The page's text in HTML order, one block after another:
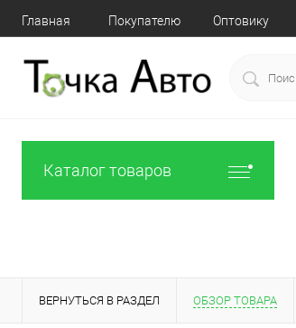
Главная Покупателю Оптовику
Каталог товаров
ВЕРНУТЬСЯ В РАЗДЕЛ ОБЗОР ТОВАРА